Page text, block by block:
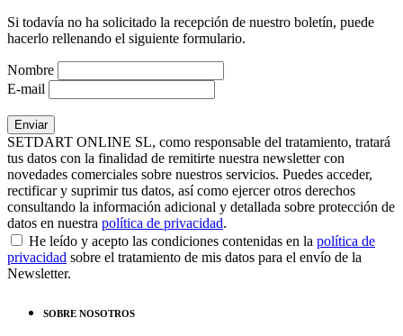
Si todavía no ha solicitado la recepción de nuestro boletín, puede
hacerlo rellenando el siguiente formulario.
Nombre
E-mail
SETDART ONLINE SL, como responsable del tratamiento, tratará
tus datos con la finalidad de remitirte nuestra newsletter con
novedades comerciales sobre nuestros servicios. Puedes acceder,
rectificar y suprimir tus datos, así como ejercer otros derechos
consultando la información adicional y detallada sobre protección de
datos en nuestra política de privacidad.
He leído y acepto las condiciones contenidas en la política de
privacidad sobre el tratamiento de mis datos para el envío de la
Newsletter.
SOBRE NOSOTROS